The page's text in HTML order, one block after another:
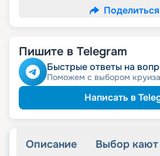
Поделиться
Пишите в Telegram
Быстрые ответы на
Поможем с выбором круиза
Написать в
Описание Выбор кают